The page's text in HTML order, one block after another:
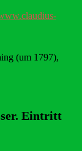
(um 1797),
Eintritt